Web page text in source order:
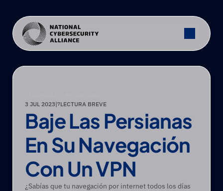
3 JUL 2023|7LECTURA BREVE
Baje Las Persianas
En Su Navegación
Con Un VPN
¿Sabías que tu navegación por internet todos los días